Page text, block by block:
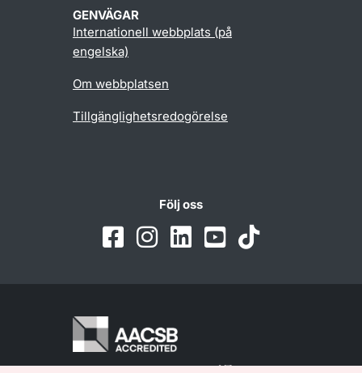
GENVÄGAR
Internationell webbplats (på
engelska)
Om webbplatsen
Tillgänglighetsredogörelse
Följ oss